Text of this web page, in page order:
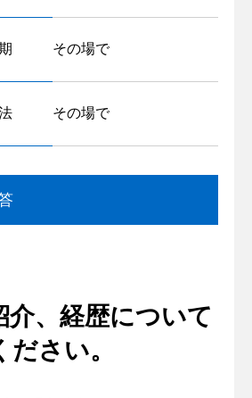
その場で
その場で
、経歴について
さい。